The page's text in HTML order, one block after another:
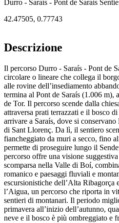
Durro - Saraís - Pont de Saraís
42.47505, 0.77743
Descrizione
Il percorso Durro - Saraís - Pont de
circolare o lineare che collega il
alle rovine dell’insediamento
termina al Pont de Saraís (1.006 m),
de Tor. Il percorso scende dalla
attraversa prati terrazzati e il bosco
arrivare a Saraís, dove si
di Sant Llorenç. Da lì, il sentiero
fiancheggiato da muri a secco, fino
permette di proseguire lungo il
percorso offre una visione
scomparsa nella Valle di Boí,
romanico e paesaggi fluviali e
escursionistiche dell’Alta Ribagorça
l’Aigua, un percorso che riporta in
sentieri di montanari. Il periodo
primavera all’inizio dell’autunno,
neve e il bosco è più ombreggiato e